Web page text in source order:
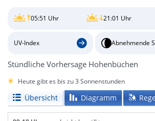
05:51 Uhr 21:01 Uhr
UV-Index Abnehmende
Stündliche Vorhersage Hohenbüchen
Heute gibt es bis zu 3 Sonnenstunden
Übersicht Diagramm